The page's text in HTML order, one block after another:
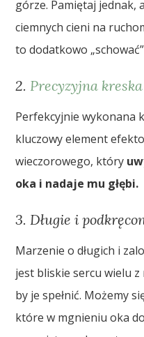
górze. Pamiętaj jednak,
ciemnych cieni na
to dodatkowo
2. Precyzyjna
Perfekcyjnie wykonana
kluczowy element
wieczorowego, który
oka i nadaje mu głębi.
3. Długie i
Marzenie o długich i
jest bliskie sercu wielu
by je spełnić. Możemy
które w mgnieniu oka